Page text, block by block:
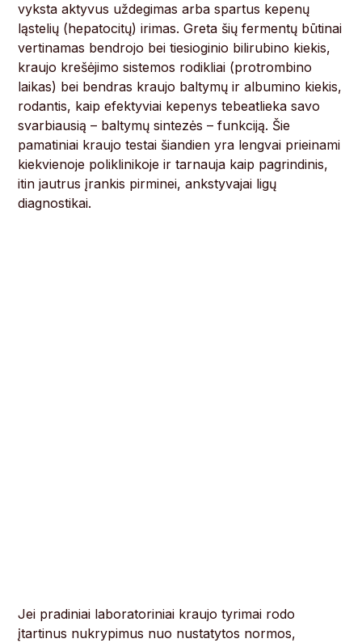
vyksta aktyvus uždegimas arba spartus kepenų
ląstelių (hepatocitų) irimas. Greta šių fermentų būtinai
vertinamas bendrojo bei tiesioginio bilirubino kiekis,
kraujo krešėjimo sistemos rodikliai (protrombino
laikas) bei bendras kraujo baltymų ir albumino kiekis,
rodantis, kaip efektyviai kepenys tebeatlieka savo
svarbiausią – baltymų sintezės – funkciją. Šie
pamatiniai kraujo testai šiandien yra lengvai prieinami
kiekvienoje poliklinikoje ir tarnauja kaip pagrindinis,
itin jautrus įrankis pirminei, ankstyvajai ligų
diagnostikai.
Jei pradiniai laboratoriniai kraujo tyrimai rodo
įtartinus nukrypimus nuo nustatytos normos,